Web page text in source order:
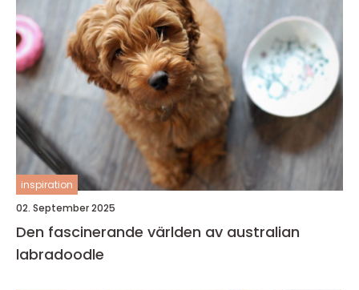
inspiration
02. September 2025
Den fascinerande världen av australian
labradoodle